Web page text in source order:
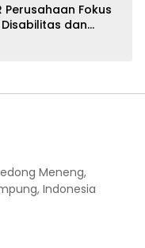
Perusahaan Fokus
dan
Meneng,
Indonesia